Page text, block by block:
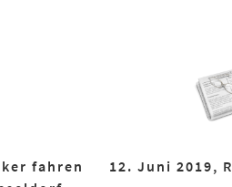
fahren
12. Juni 2019,